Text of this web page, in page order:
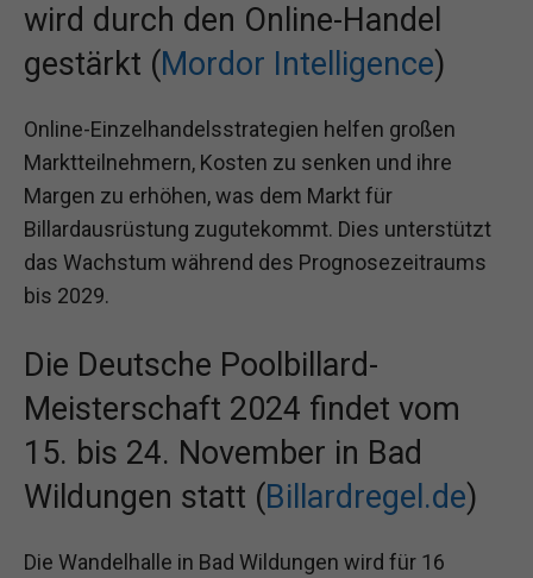
wird durch den Online-Handel
gestärkt (Mordor Intelligence)
Online-Einzelhandelsstrategien helfen großen
Marktteilnehmern, Kosten zu senken und ihre
Margen zu erhöhen, was dem Markt für
Billardausrüstung zugutekommt. Dies unterstützt
das Wachstum während des Prognosezeitraums
bis 2029.
Die Deutsche Poolbillard-
Meisterschaft 2024 findet vom
15. bis 24. November in Bad
Wildungen statt (Billardregel.de)
Die Wandelhalle in Bad Wildungen wird für 16